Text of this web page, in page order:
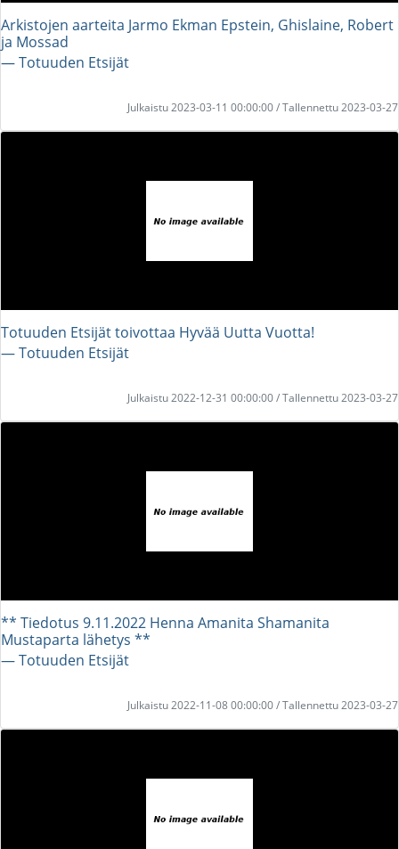
Arkistojen aarteita Jarmo Ekman Epstein, Ghislaine, Robert
ja Mossad
― Totuuden Etsijät
Julkaistu 2023-03-11 00:00:00 / Tallennettu 2023-03-27
Totuuden Etsijät toivottaa Hyvää Uutta Vuotta!
― Totuuden Etsijät
Julkaistu 2022-12-31 00:00:00 / Tallennettu 2023-03-27
** Tiedotus 9.11.2022 Henna Amanita Shamanita
Mustaparta lähetys **
― Totuuden Etsijät
Julkaistu 2022-11-08 00:00:00 / Tallennettu 2023-03-27